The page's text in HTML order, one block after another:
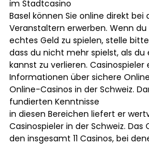
im Stadtcasino
Basel können Sie online direkt bei
Veranstaltern erwerben. Wenn
echtes Geld zu spielen, stelle
dass du nicht mehr spielst, als du
kannst zu verlieren. Casinospieler
Informationen über sichere
Online-Casinos in der Schweiz.
fundierten Kenntnisse
in diesen Bereichen liefert er
Casinospieler in der Schweiz. Das
den insgesamt 11 Casinos, bei